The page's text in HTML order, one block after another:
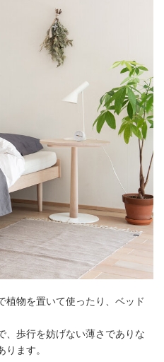
植物を置いて使ったり、ベッド
、歩行を妨げない薄さでありな
ます。